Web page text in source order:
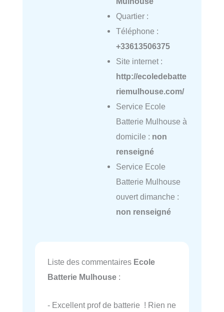
Quartier :
Téléphone :
+33613506375
Site internet :
http://ecoledebatte
riemulhouse.com/
Service Ecole
Batterie Mulhouse à
domicile : non
renseigné
Service Ecole
Batterie Mulhouse
ouvert dimanche :
non renseigné
Liste des commentaires Ecole
Batterie Mulhouse :
- Excellent prof de batterie ! Rien ne